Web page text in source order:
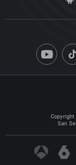
Copyright
San